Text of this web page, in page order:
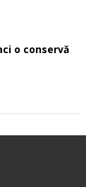
o conservă